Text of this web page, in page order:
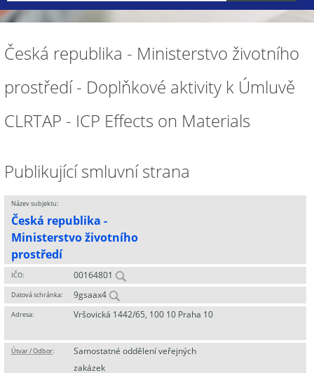
Česká republika - Ministerstvo životního
prostředí - Doplňkové aktivity k Úmluvě
CLRTAP - ICP Effects on Materials
Publikující smluvní strana
Název subjektu:
Česká republika -
Ministerstvo životního
prostředí
IČO: 00164801
Datová schránka: 9gsaax4
Adresa: Vršovická 1442/65, 100 10 Praha 10
Útvar / Odbor:
Samostatné oddělení veřejných
zakázek